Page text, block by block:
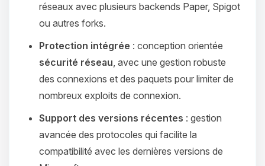
réseaux avec plusieurs backends Paper, Spigot
ou autres forks.
Protection intégrée : conception orientée
sécurité réseau, avec une gestion robuste
des connexions et des paquets pour limiter de
nombreux exploits de connexion.
Support des versions récentes : gestion
avancée des protocoles qui facilite la
compatibilité avec les dernières versions de